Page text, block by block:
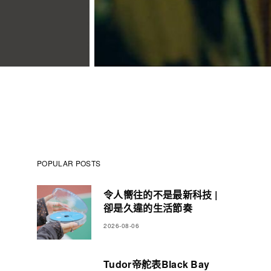
POPULAR POSTS
令人嚮往的不是最新科技 |
卻是久違的生活節奏
2026-08-06
Tudor帝舵表Black Bay